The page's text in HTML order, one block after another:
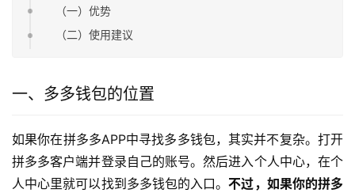
（一）优势
（二）使用建议
一、多多钱包的位置
如果你在拼多多APP中寻找多多钱包，其实并不复杂。打开
拼多多客户端并登录自己的账号。然后进入个人中心，在个
人中心里就可以找到多多钱包的入口。不过，如果你的拼多